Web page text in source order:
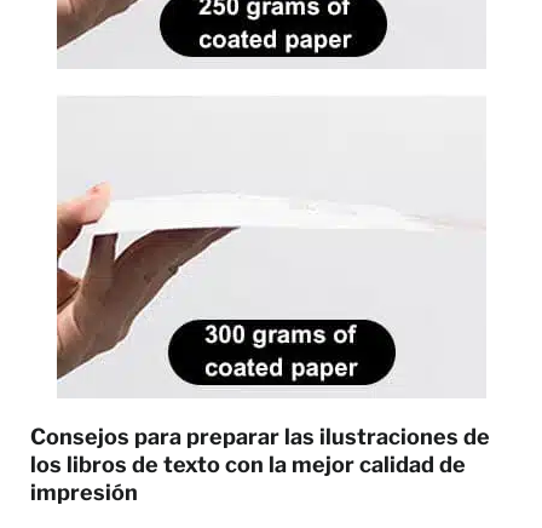
Consejos para preparar las ilustraciones de
los libros de texto con la mejor calidad de
impresión